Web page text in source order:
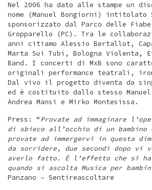
Nel 2006 ha dato alle stampe un
nome (Manuel Bongiorni) intitolato
sponsorizzato dal Parco delle
Gropparello (PC). Tra le
anni citiamo Alessio Bertallot,
Marta Sui Tubi, Bologna Violenta,
Band. I concerti di MxB sono
originali performance teatrali,
Dal vivo il progetto diventa da
ed è costituito dallo stesso Manuel
Andrea Mansi e Mirko Montesissa.
Press: “Provate ad immaginare
di sbieco all’occhio di un bambino
provate ad immergervi in questa
da sorridere, due secondi dopo vi
averlo fatto. È l’effetto che si ha
quando si ascolta Musica per
Panzano – Sentireascoltare